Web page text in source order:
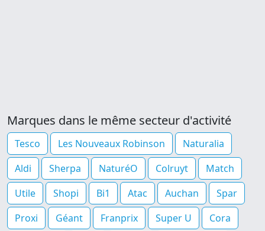
Marques dans le même secteur d'activité
Tesco Les Nouveaux Robinson
Naturalia
Aldi
Sherpa NaturéO Colruyt
Match
Utile
Shopi Bi1 Atac Auchan
Spar
Proxi
Géant Franprix Super U
Cora